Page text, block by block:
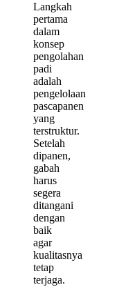
Langkah
pertama
dalam
konsep
pengolahan
padi
adalah
pengelolaan
pascapanen
yang
terstruktur.
Setelah
dipanen,
gabah
harus
segera
ditangani
dengan
baik
agar
kualitasnya
tetap
terjaga.